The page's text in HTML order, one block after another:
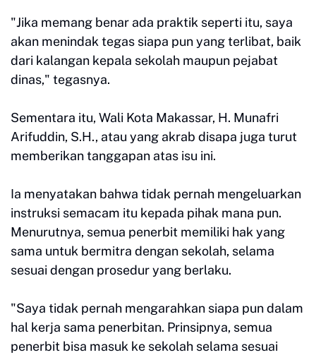
"Jika memang benar ada praktik seperti itu, saya
akan menindak tegas siapa pun yang terlibat, baik
dari kalangan kepala sekolah maupun pejabat
dinas," tegasnya.
Sementara itu, Wali Kota Makassar, H. Munafri
Arifuddin, S.H., atau yang akrab disapa juga turut
memberikan tanggapan atas isu ini.
Ia menyatakan bahwa tidak pernah mengeluarkan
instruksi semacam itu kepada pihak mana pun.
Menurutnya, semua penerbit memiliki hak yang
sama untuk bermitra dengan sekolah, selama
sesuai dengan prosedur yang berlaku.
"Saya tidak pernah mengarahkan siapa pun dalam
hal kerja sama penerbitan. Prinsipnya, semua
penerbit bisa masuk ke sekolah selama sesuai